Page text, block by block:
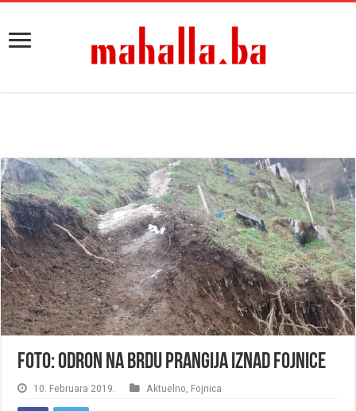
FOTO: Odron na brdu Prangija iznad Fojnice
10. Februara 2019. Aktuelno Fojnica